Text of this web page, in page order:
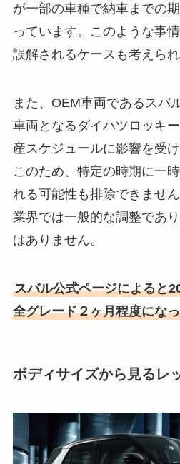
が一部の車種で納車までの
っています。このような事
誤解されるケースも考えられ
また、OEM車両であるスバ
車両となるダイハツロッキ
産スケジュールに影響を受
このため、特定の時期に一
れる可能性も排除できませ
業界では一般的な調整であ
はありません。
スバル公式ページによると
全グレード２ヶ月程度にな
ボディサイズから見るレ